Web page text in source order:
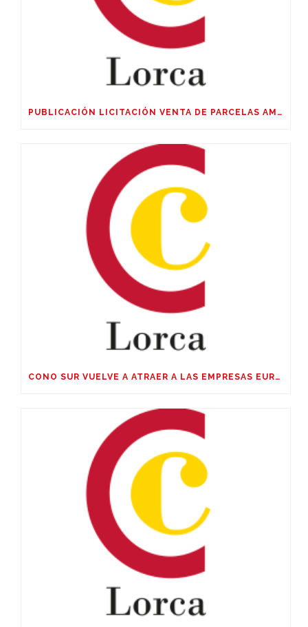
PUBLICACIÓN LICITACIÓN VENTA DE PARCELAS AMPLIACIÓN SUR POLIGÓNO SAPRELORCA
CONO SUR VUELVE A ATRAER A LAS EMPRESAS EUROPEAS